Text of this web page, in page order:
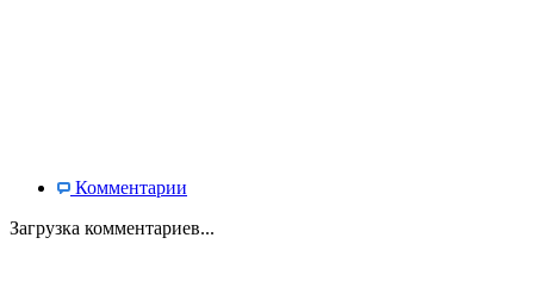
Комментарии
Загрузка комментариев...